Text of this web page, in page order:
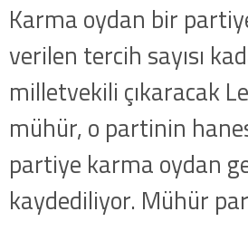
Karma oydan bir
verilen tercih sayısı
milletvekili çıkaracak
mühür, o partinin
partiye karma oydan
kaydediliyor. Mühür